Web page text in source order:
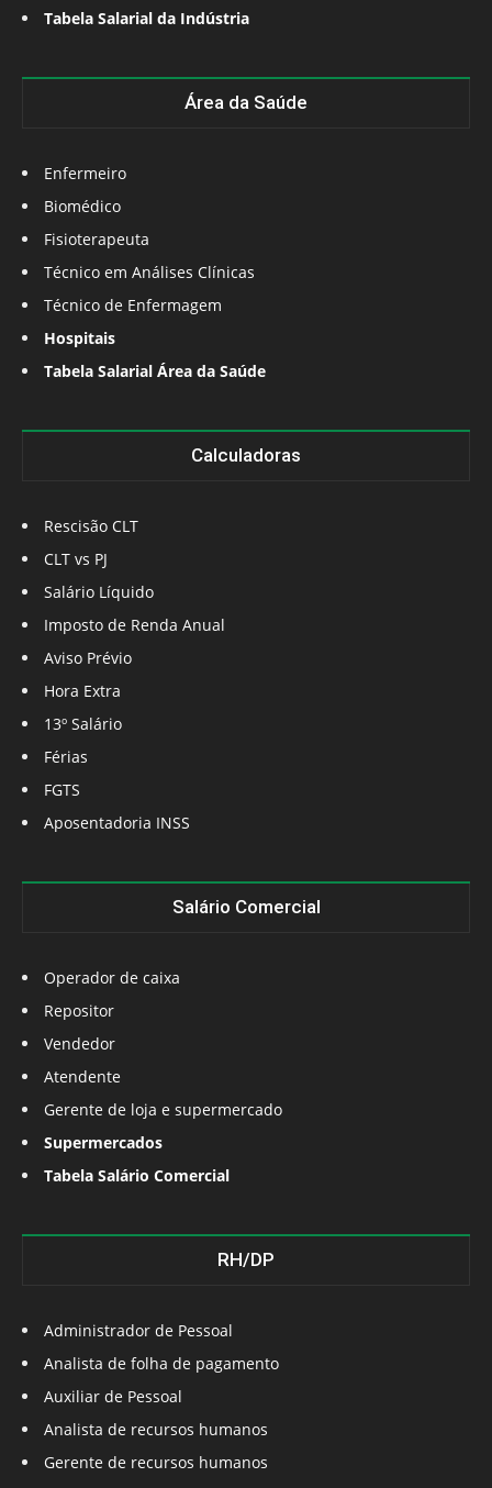
Tabela Salarial da Indústria
Área da Saúde
Enfermeiro
Biomédico
Fisioterapeuta
Técnico em Análises Clínicas
Técnico de Enfermagem
Hospitais
Tabela Salarial Área da Saúde
Calculadoras
Rescisão CLT
CLT vs PJ
Salário Líquido
Imposto de Renda Anual
Aviso Prévio
Hora Extra
13º Salário
Férias
FGTS
Aposentadoria INSS
Salário Comercial
Operador de caixa
Repositor
Vendedor
Atendente
Gerente de loja e supermercado
Supermercados
Tabela Salário Comercial
RH/DP
Administrador de Pessoal
Analista de folha de pagamento
Auxiliar de Pessoal
Analista de recursos humanos
Gerente de recursos humanos